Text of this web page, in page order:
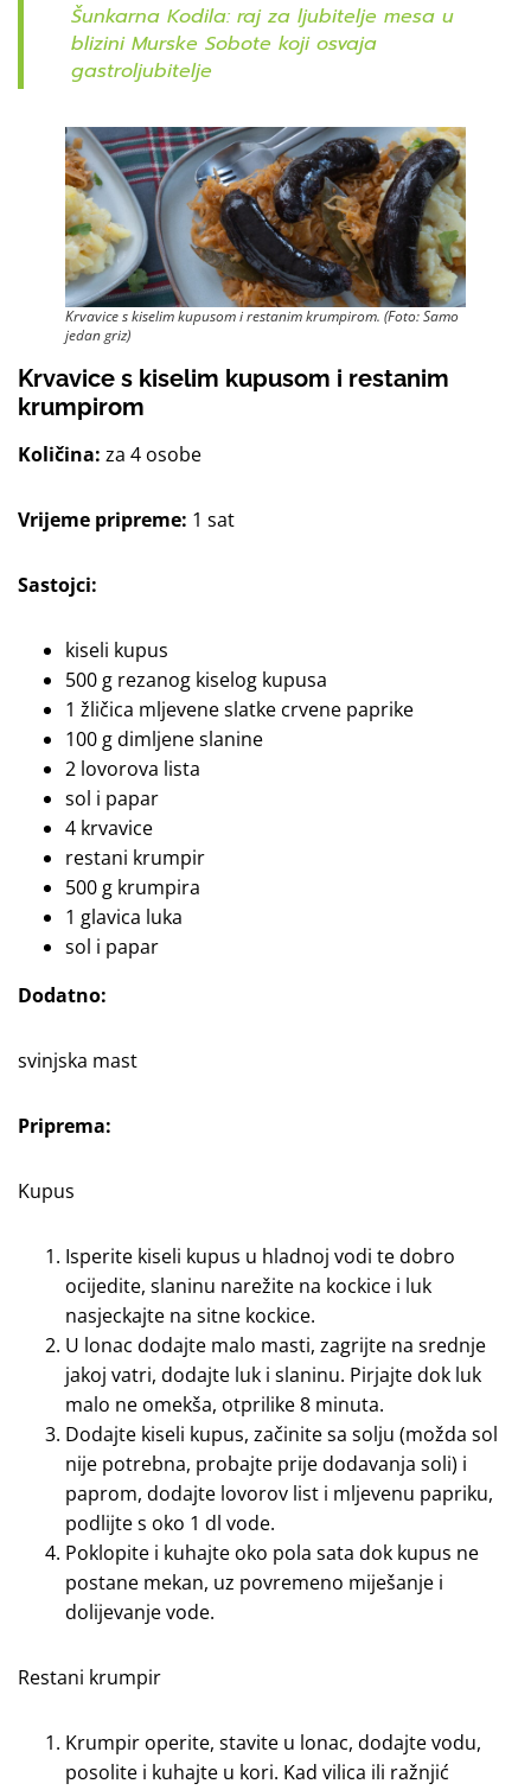
Šunkarna Kodila: raj za ljubitelje mesa u
blizini Murske Sobote koji osvaja
gastroljubitelje
Krvavice s kiselim kupusom i restanim krumpirom. (Foto: Samo
jedan griz)
Krvavice s kiselim kupusom i restanim
krumpirom
Količina: za 4 osobe
Vrijeme pripreme: 1 sat
Sastojci:
kiseli kupus
500 g rezanog kiselog kupusa
1 žličica mljevene slatke crvene paprike
100 g dimljene slanine
2 lovorova lista
sol i papar
4 krvavice
restani krumpir
500 g krumpira
1 glavica luka
sol i papar
Dodatno:
svinjska mast
Priprema:
Kupus
Isperite kiseli kupus u hladnoj vodi te dobro
ocijedite, slaninu narežite na kockice i luk
nasjeckajte na sitne kockice.
U lonac dodajte malo masti, zagrijte na srednje
jakoj vatri, dodajte luk i slaninu. Pirjajte dok luk
malo ne omekša, otprilike 8 minuta.
Dodajte kiseli kupus, začinite sa solju (možda sol
nije potrebna, probajte prije dodavanja soli) i
paprom, dodajte lovorov list i mljevenu papriku,
podlijte s oko 1 dl vode.
Poklopite i kuhajte oko pola sata dok kupus ne
postane mekan, uz povremeno miješanje i
dolijevanje vode.
Restani krumpir
Krumpir operite, stavite u lonac, dodajte vodu,
posolite i kuhajte u kori. Kad vilica ili ražnjić